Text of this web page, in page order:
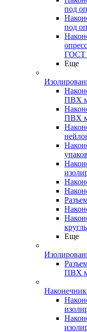
под
под
ГОСТ
Еще
ПВХ
ПВХ
Еще
ПВХ